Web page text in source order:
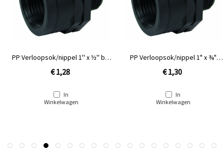
PP Verloopsok/nippel 1'' x ½'' bin
€ 1,28
In
Winkelwagen
PP Verloopsok/nippel 1" x ¾"
€ 1,30
In
Winkelwagen